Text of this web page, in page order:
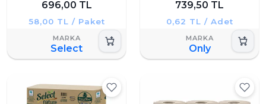
696,00 TL
58,00 TL / Paket
Select
739,50 TL
0,62 TL / Adet
Only